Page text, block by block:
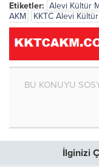
Etiketler: Alevi Kültür
AKM
KKTC Alevi
BU KONUYU
İlginizi